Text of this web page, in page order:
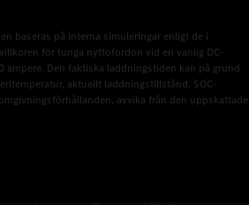
baseras på interna simuleringar enligt de i
för tunga nyttofordon vid en vanlig DC-
Den faktiska laddningstiden kan på grund
aktuellt laddningstillstånd, SOC-
avvika från den uppskattade